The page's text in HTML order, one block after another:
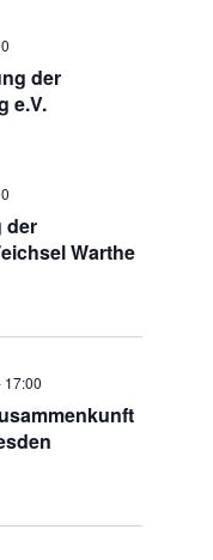
der
e.V.
der
Warthe
17:00